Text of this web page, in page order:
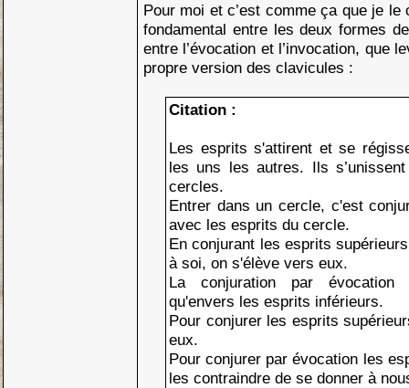
Pour moi et c’est comme ça que je
fondamental entre les deux formes
entre l’évocation et l’invocation, que
propre version des clavicules :
Citation :
Les esprits s'attirent et se
les uns les autres. Ils
cercles.
Entrer dans un cercle, c'est
avec les esprits du cercle.
En conjurant les esprits
à soi, on s'élève vers eux.
La conjuration par
qu'envers les esprits inférieurs.
Pour conjurer les esprits
eux.
Pour conjurer par évocation les
les contraindre de se donner à